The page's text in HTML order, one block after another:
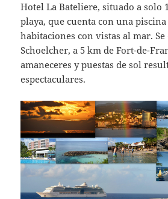
Hotel La Bateliere, situado a solo
playa, que cuenta con una
habitaciones con vistas al mar.
Schoelcher, a 5 km de Fort-de-
amaneceres y puestas de sol
espectaculares.